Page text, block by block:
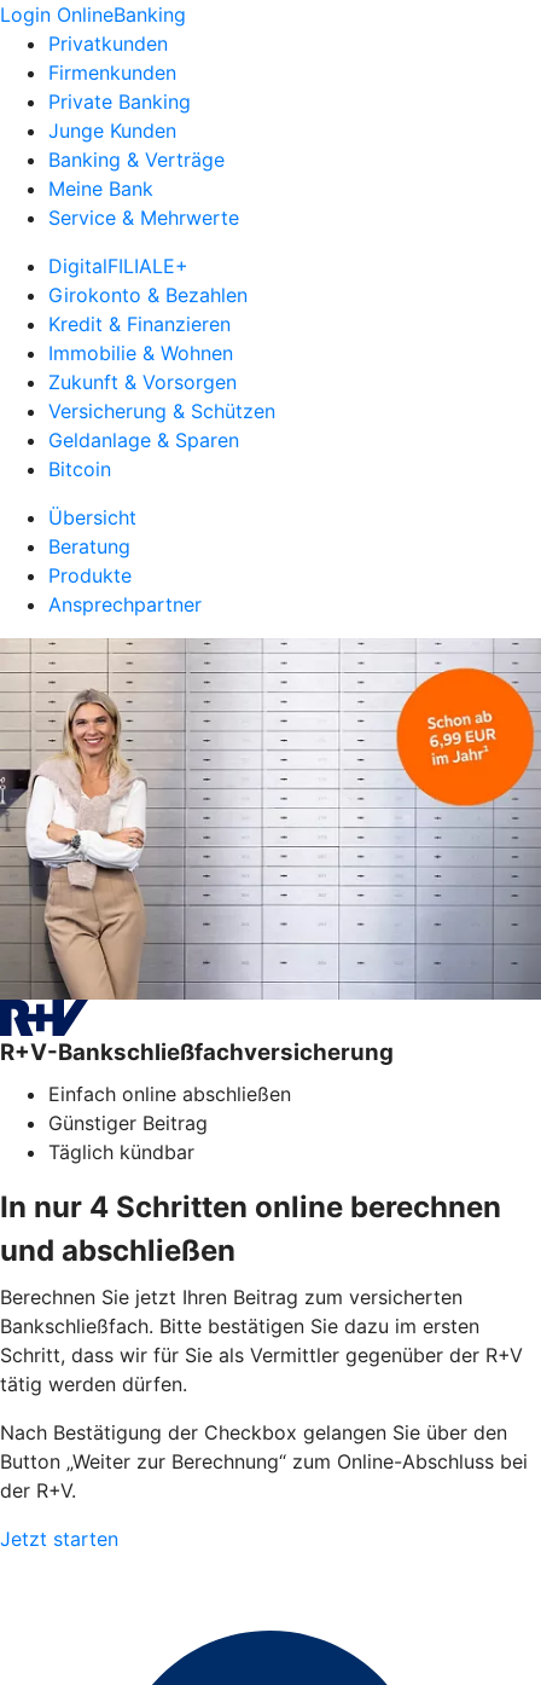
Login OnlineBanking
Privatkunden
Firmenkunden
Private Banking
Junge Kunden
Banking & Verträge
Meine Bank
Service & Mehrwerte
DigitalFILIALE+
Girokonto & Bezahlen
Kredit & Finanzieren
Immobilie & Wohnen
Zukunft & Vorsorgen
Versicherung & Schützen
Geldanlage & Sparen
Bitcoin
Übersicht
Beratung
Produkte
Ansprechpartner
R+V-Bankschließfachversicherung
Einfach online abschließen
Günstiger Beitrag
Täglich kündbar
In nur 4 Schritten online berechnen
und abschließen
Berechnen Sie jetzt Ihren Beitrag zum versicherten
Bankschließfach. Bitte bestätigen Sie dazu im ersten
Schritt, dass wir für Sie als Vermittler gegenüber der R+V
tätig werden dürfen.
Nach Bestätigung der Checkbox gelangen Sie über den
Button „Weiter zur Berechnung“ zum Online-Abschluss bei
der R+V.
Jetzt starten